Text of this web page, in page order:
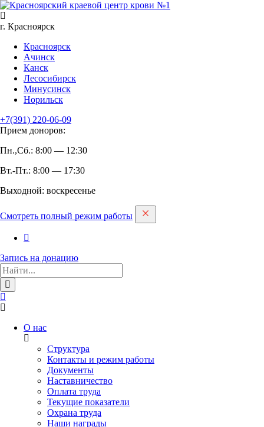
г. Красноярск
Красноярск
Ачинск
Канск
Лесосибирск
Минусинск
Норильск
+7(391) 220-06-09
Прием доноров:
Пн.,Сб.: 8:00 — 12:30
Вт.-Пт.: 8:00 — 17:30
Выходной: воскресенье
Смотреть полный режим работы
Запись на дoнацию
О нас
Структура
Контакты и режим работы
Документы
Наставничество
Оплата труда
Текущие показатели
Охрана труда
Наши награды